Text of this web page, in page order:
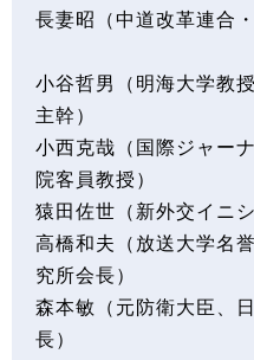
長妻昭（中道改革連合
小谷哲男（明海大学教
主幹）
小西克哉（国際ジャー
院客員教授）
猿田佐世（新外交イニ
高橋和夫（放送大学名
究所会長）
森本敏（元防衛大臣、
長）